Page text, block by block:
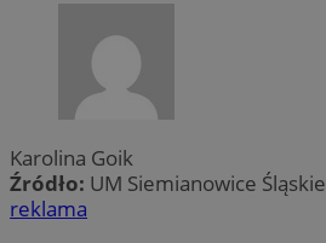
Karolina Goik
Źródło: UM Siemianowice Śląskie
reklama